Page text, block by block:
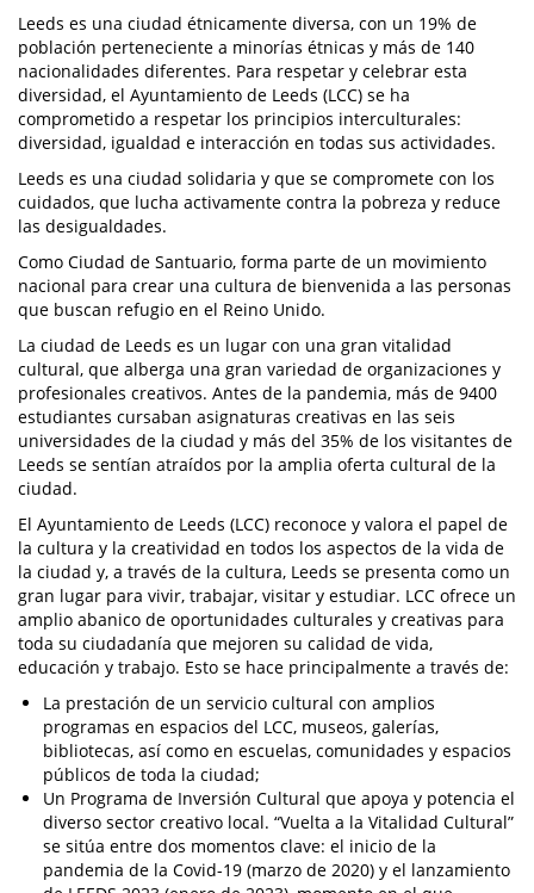
Leeds es una ciudad étnicamente diversa, con un 19% de
población perteneciente a minorías étnicas y más de 140
nacionalidades diferentes. Para respetar y celebrar esta
diversidad, el Ayuntamiento de Leeds (LCC) se ha
comprometido a respetar los principios interculturales:
diversidad, igualdad e interacción en todas sus actividades.
Leeds es una ciudad solidaria y que se compromete con los
cuidados, que lucha activamente contra la pobreza y reduce
las desigualdades.
Como Ciudad de Santuario, forma parte de un movimiento
nacional para crear una cultura de bienvenida a las personas
que buscan refugio en el Reino Unido.
La ciudad de Leeds es un lugar con una gran vitalidad
cultural, que alberga una gran variedad de organizaciones y
profesionales creativos. Antes de la pandemia, más de 9400
estudiantes cursaban asignaturas creativas en las seis
universidades de la ciudad y más del 35% de los visitantes de
Leeds se sentían atraídos por la amplia oferta cultural de la
ciudad.
El Ayuntamiento de Leeds (LCC) reconoce y valora el papel de
la cultura y la creatividad en todos los aspectos de la vida de
la ciudad y, a través de la cultura, Leeds se presenta como un
gran lugar para vivir, trabajar, visitar y estudiar. LCC ofrece un
amplio abanico de oportunidades culturales y creativas para
toda su ciudadanía que mejoren su calidad de vida,
educación y trabajo. Esto se hace principalmente a través de:
La prestación de un servicio cultural con amplios
programas en espacios del LCC, museos, galerías,
bibliotecas, así como en escuelas, comunidades y espacios
públicos de toda la ciudad;
Un Programa de Inversión Cultural que apoya y potencia el
diverso sector creativo local. “Vuelta a la Vitalidad Cultural”
se sitúa entre dos momentos clave: el inicio de la
pandemia de la Covid-19 (marzo de 2020) y el lanzamiento